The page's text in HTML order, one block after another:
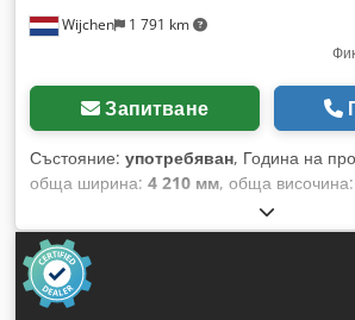
Wijchen 1 791 km
Запитване
Състояние: употребяван, Година на
обща ширина: 4 210 мм, обща височина:
Син Собствено тегло: 10 кг Размери (Д
183 см - Година на производство: 2006
документация: Не - Наличие на CE
Наличие на CE сертификат: Не - Сериен
Брой шпиндели [брой]: 6 - Шпиндел 1: -